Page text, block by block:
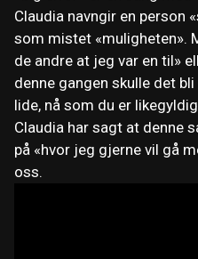
Claudia navngir en person
som mistet «muligheten».
de andre at jeg var en til»
denne gangen skulle det
lide, nå som du er
Claudia har sagt at denne
på «hvor jeg gjerne vil gå
oss.